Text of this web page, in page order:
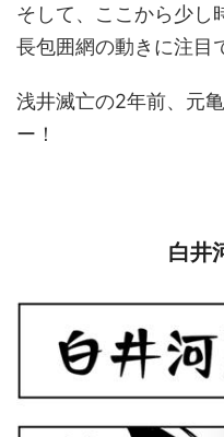
そして、ここから少し
長包囲網の動きに注目
浅井滅亡の2年前、元
ー！
白井